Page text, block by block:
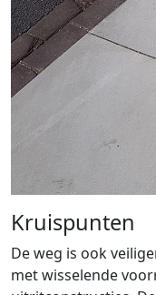
Kruispunten
De weg is ook
met wisselende